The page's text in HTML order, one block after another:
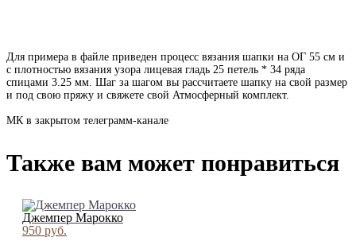
Для примера в файле приведен процесс вязания шапки на ОГ 55 см и
с плотностью вязания узора лицевая гладь 25 петель * 34 ряда
спицами 3.25 мм. Шаг за шагом вы рассчитаете шапку на свой размер
и под свою пряжу и свяжете свой Атмосферный комплект.
МК в закрытом телеграмм-канале
Также вам может понравиться
Джемпер Марокко
950 pуб.